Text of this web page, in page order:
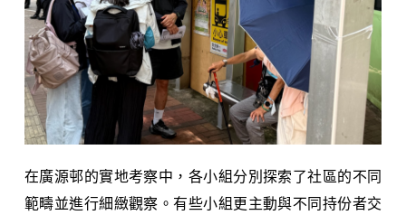
在廣源邨的實地考察中，各小組分別探索了社區的不同
範疇並進行細緻觀察。有些小組更主動與不同持份者交